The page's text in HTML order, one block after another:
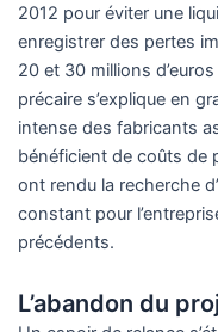
2012 pour éviter une
enregistrer des pertes
20 et 30 millions
précaire s’explique en
intense des fabricants
bénéficient de coûts de
ont rendu la recherche
constant pour
précédents.
L’abandon du